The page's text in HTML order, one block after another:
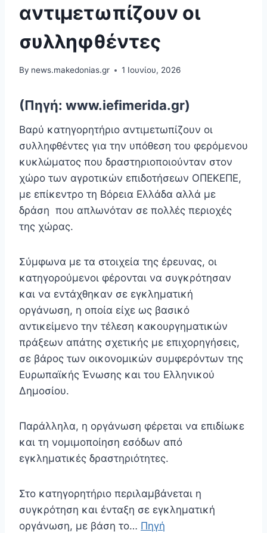
αντιμετωπίζουν οι
συλληφθέντες
By news.makedonias.gr 1 Ιουνίου, 2026
(Πηγή: www.iefimerida.gr)
Βαρύ κατηγορητήριο αντιμετωπίζουν οι
συλληφθέντες για την υπόθεση του φερόμενου
κυκλώματος που δραστηριοποιούνταν στον
χώρο των αγροτικών επιδοτήσεων ΟΠΕΚΕΠΕ,
με επίκεντρο τη Βόρεια Ελλάδα αλλά με
δράση που απλωνόταν σε πολλές περιοχές
της χώρας.
Σύμφωνα με τα στοιχεία της έρευνας, οι
κατηγορούμενοι φέρονται να συγκρότησαν
και να εντάχθηκαν σε εγκληματική
οργάνωση, η οποία είχε ως βασικό
αντικείμενο την τέλεση κακουργηματικών
πράξεων απάτης σχετικής με επιχορηγήσεις,
σε βάρος των οικονομικών συμφερόντων της
Ευρωπαϊκής Ένωσης και του Ελληνικού
Δημοσίου.
Παράλληλα, η οργάνωση φέρεται να επιδίωκε
και τη νομιμοποίηση εσόδων από
εγκληματικές δραστηριότητες.
Στο κατηγορητήριο περιλαμβάνεται η
συγκρότηση και ένταξη σε εγκληματική
οργάνωση, με βάση το… Πηγή